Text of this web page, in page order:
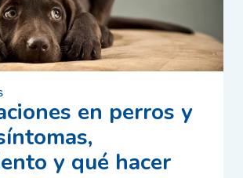
en perros y
y qué hacer